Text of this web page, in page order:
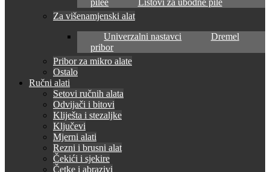
Za višenamjenski alat
Univerzalni nastavci
Dremel
pribor
Pribor za mikro alate
Ostalo
Ručni alati
Setovi ručnih alata
Odvijači i bitovi
Kliješta i stezaljke
Ključevi
Mjerni alati
Rezni i brusni alat
Čekići i sjekire
Četke i abrazivi